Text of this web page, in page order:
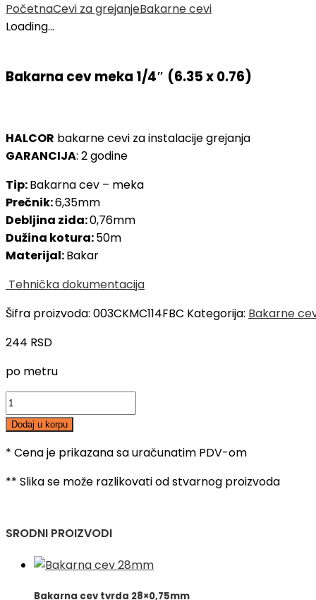
PočetnaCevi za grejanjeBakarne cevi
Loading...
Bakarna cev meka 1/4″ (6.35 x 0.76)
HALCOR bakarne cevi za instalacije grejanja
GARANCIJA: 2 godine
Tip:Bakarna cev – meka
Prečnik:6,35mm
Debljina zida:0,76mm
Dužina kotura:50m
Materijal:Bakar
Tehnička dokumentacija
Šifra proizvoda: 003CKMC114FBC Kategorija: Bakarne
244 RSD
po metru
Bakarna
cev
meka
1/4"
Dodaj u korpu
* Cena je prikazana sa uračunatim PDV-om
** Slika se može razlikovati od stvarnog proizvoda
SRODNI PROIZVODI
Bakarna cev tvrda 28×0,75mm